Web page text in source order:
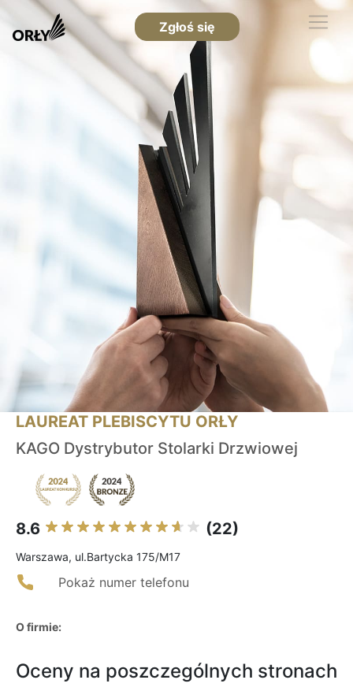
Zgłoś się
LAUREAT PLEBISCYTU ORŁY
KAGO Dystrybutor Stolarki Drzwiowej
8.6 (22)
Warszawa, ul.Bartycka 175/M17
Pokaż numer telefonu
O firmie:
Oceny na poszczególnych stronach